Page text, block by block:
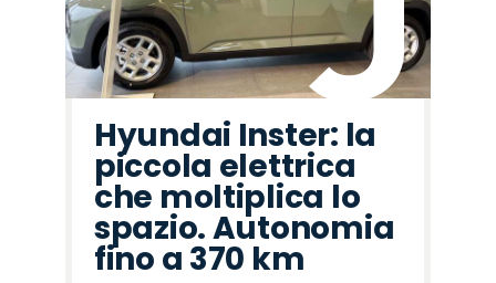
Hyundai Inster: la
piccola elettrica
che moltiplica lo
spazio. Autonomia
fino a 370 km